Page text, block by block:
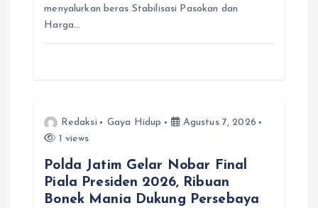
menyalurkan beras Stabilisasi Pasokan dan
Harga…
Redaksi Gaya Hidup
Agustus 7, 2026
1 views
Polda Jatim Gelar Nobar Final
Piala Presiden 2026, Ribuan
Bonek Mania Dukung Persebaya